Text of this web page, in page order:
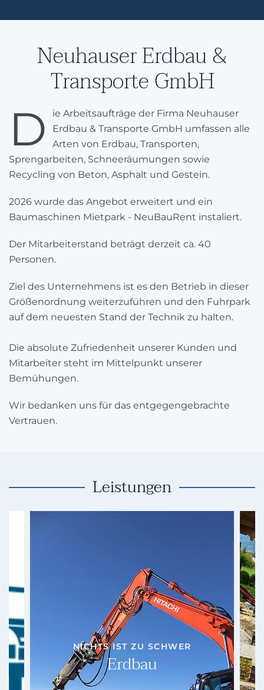
Neuhauser Erdbau &
Transporte GmbH
D
ie Arbeitsaufträge der Firma Neuhauser
Erdbau & Transporte GmbH umfassen alle
Arten von Erdbau, Transporten,
Sprengarbeiten, Schneeräumungen sowie
Recycling von Beton, Asphalt und Gestein.
2026 wurde das Angebot erweitert und ein
Baumaschinen Mietpark - NeuBauRent instaliert.
Der Mitarbeiterstand beträgt derzeit ca. 40
Personen.
Ziel des Unternehmens ist es den Betrieb in dieser
Größenordnung weiterzuführen und den Fuhrpark
auf dem neuesten Stand der Technik zu halten.
Die absolute Zufriedenheit unserer Kunden und
Mitarbeiter steht im Mittelpunkt unserer
Bemühungen.
Wir bedanken uns für das entgegengebrachte
Vertrauen.
Leistungen
NICHTS IST ZU SCHWER
Erdbau